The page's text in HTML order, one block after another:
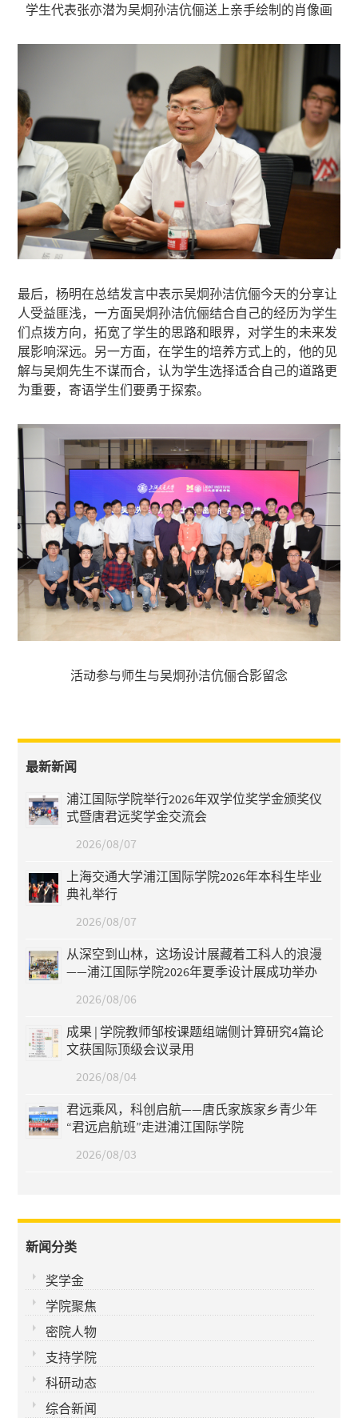
学生代表张亦潜为吴炯孙洁伉俪送上亲手绘制的肖像画
最后，杨明在总结发言中表示吴炯孙洁伉俪今天的分享让
人受益匪浅，一方面吴炯孙洁伉俪结合自己的经历为学生
们点拨方向，拓宽了学生的思路和眼界，对学生的未来发
展影响深远。另一方面，在学生的培养方式上的，他的见
解与吴炯先生不谋而合，认为学生选择适合自己的道路更
为重要，寄语学生们要勇于探索。
活动参与师生与吴炯孙洁伉俪合影留念
最新新闻
浦江国际学院举行2026年双学位奖学金颁奖仪
式暨唐君远奖学金交流会
2026/08/07
上海交通大学浦江国际学院2026年本科生毕业
典礼举行
2026/08/07
从深空到山林，这场设计展藏着工科人的浪漫
——浦江国际学院2026年夏季设计展成功举办
2026/08/06
成果 | 学院教师邹桉课题组端侧计算研究4篇论
文获国际顶级会议录用
2026/08/04
君远乘风，科创启航——唐氏家族家乡青少年
“君远启航班”走进浦江国际学院
2026/08/03
新闻分类
奖学金
学院聚焦
密院人物
支持学院
科研动态
综合新闻